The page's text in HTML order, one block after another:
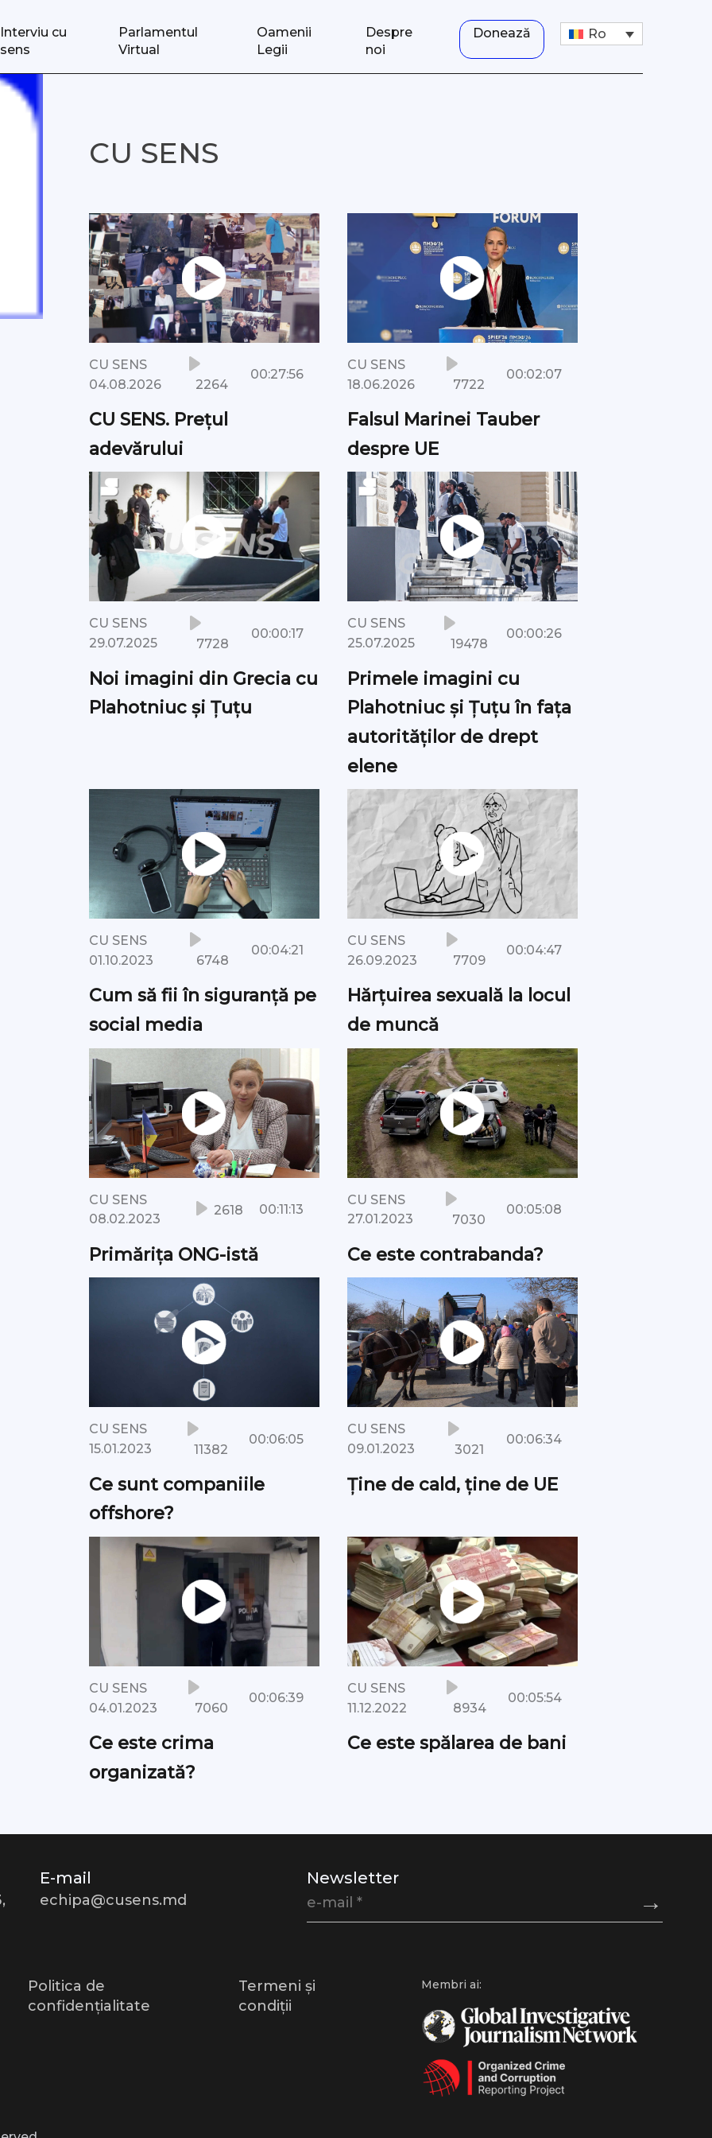
Interviu cu
sens
Parlamentul
Virtual
Oamenii
Legii
Despre
noi
Donează Ro
CU SENS
CU SENS
04.08.2026
2264
00:27:56
CU SENS. Prețul
adevărului
CU SENS
18.06.2026
7722
00:02:07
Falsul Marinei Tauber
despre UE
CU SENS
29.07.2025
7728
00:00:17
Noi imagini din Grecia cu
Plahotniuc și Țuțu
CU SENS
25.07.2025
19478
00:00:26
Primele imagini cu
Plahotniuc și Țuțu în fața
autorităților de drept
elene
CU SENS
01.10.2023
6748
00:04:21
Cum să fii în siguranță pe
social media
CU SENS
26.09.2023
7709
00:04:47
Hărțuirea sexuală la locul
de muncă
CU SENS
08.02.2023
2618 00:11:13
Primărița ONG-istă
CU SENS
27.01.2023
7030
00:05:08
Ce este contrabanda?
CU SENS
15.01.2023
11382
00:06:05
Ce sunt companiile
offshore?
CU SENS
09.01.2023
3021
00:06:34
Ține de cald, ține de UE
CU SENS
04.01.2023
7060
00:06:39
Ce este crima
organizată?
CU SENS
11.12.2022
8934
00:05:54
Ce este spălarea de bani
E-mail
echipa@cusens.md
Newsletter
Politica de
confidențialitate
Termeni și
condiții
Membri ai:
cookie-urile pe care le folosim sau să le dezactivezi în